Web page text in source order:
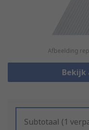
Afbeelding
Bekijk
Subtotaal (1